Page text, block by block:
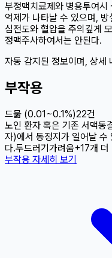
부정맥치료제와 병용투여시
억제가 나타날 수 있으며,
심전도와 혈압을 주의깊게
정맥주사하여서는 안된다.
자동 감지된 정보이며, 상세
부작용
드묾 (0.01~0.1%)22건
노인 환자 혹은 기존 서맥동
자)에서 동정지가 일어날 수
다.두드러기가려움+17개 더
부작용 자세히 보기